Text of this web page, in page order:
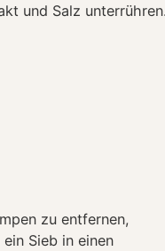
und Salz
zu entfernen,
Sieb in einen